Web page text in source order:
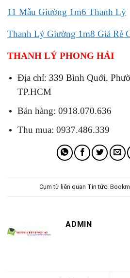
11 Mẫu Giường 1m6 Thanh Lý
Thanh Lý Giường 1m8 Giá Rẻ
THANH LÝ PHONG HẢI
Địa chỉ: 339 Bình Quới,
TP.HCM
Bán hàng: 0918.070.636
Thu mua: 0937.486.339
Cụm từ liên quan Tin tức.
ADMIN